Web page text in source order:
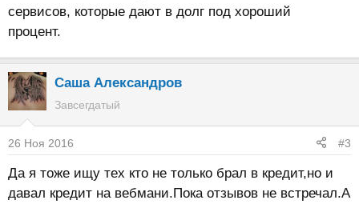
сервисов, которые дают в долг под хороший
процент.
Саша Александров
Завсегдатый
26 Ноя 2016 #3
Да я тоже ищу тех кто не только брал в кредит,но и
давал кредит на вебмани.Пока отзывов не встречал.А